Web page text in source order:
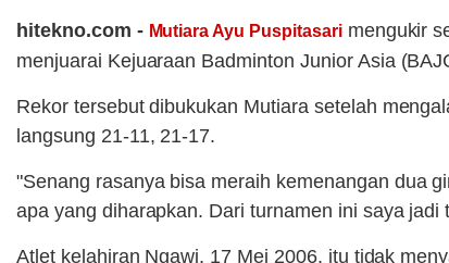
hitekno.com - Mutiara Ayu Puspitasarimengukir
menjuarai Kejuaraan Badminton Junior Asia
Rekor tersebut dibukukan Mutiara setelah
langsung 21-11, 21-17.
"Senang rasanya bisa meraih kemenangan dua
apa yang diharapkan. Dari turnamen ini saya
Atlet kelahiran Ngawi, 17 Mei 2006, itu tidak